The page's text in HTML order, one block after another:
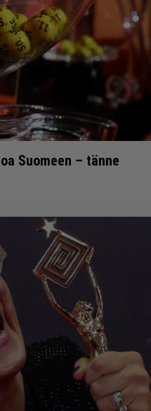
Suomeen – tänne